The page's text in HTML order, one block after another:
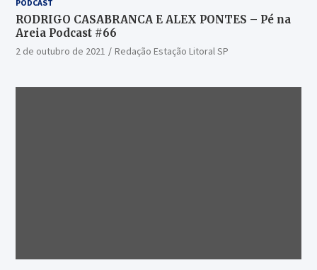
PODCAST
RODRIGO CASABRANCA E ALEX PONTES – Pé na
Areia Podcast #66
2 de outubro de 2021 Redação Estação Litoral SP